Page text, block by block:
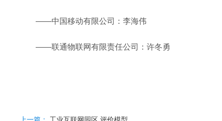
——中国移动有限公司：李海伟
——联通物联网有限责任公司：许冬勇
上一篇： 工业互联网园区 评价模型